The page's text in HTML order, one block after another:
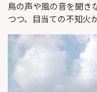
鳥の声や風の音を聞き
つつ、目当ての不知火